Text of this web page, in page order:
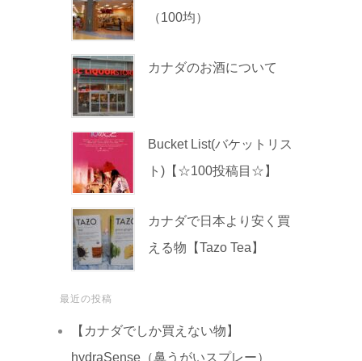
（100均）
カナダのお酒について
Bucket List(バケットリス
ト)【☆100投稿目☆】
カナダで日本より安く買
える物【Tazo Tea】
最近の投稿
【カナダでしか買えない物】
hydraSense（鼻うがいスプレー）